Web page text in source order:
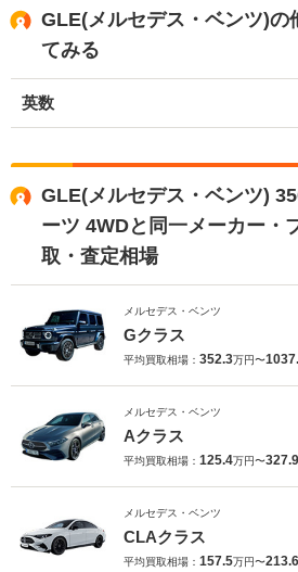
GLE(メルセデス・ベンツ)の
てみる
英数
GLE(メルセデス・ベンツ)
ーツ 4WDと同一メーカー・
取・査定相場
メルセデス・ベンツ
Gクラス
平均買取相場： 352.3万円〜
メルセデス・ベンツ
Aクラス
平均買取相場： 125.4万円〜327.9
メルセデス・ベンツ
CLAクラス
平均買取相場： 157.5万円〜213.6